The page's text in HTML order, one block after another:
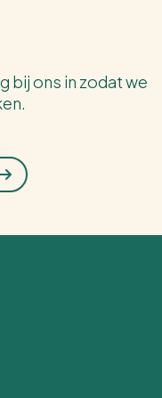
bij ons in zodat we